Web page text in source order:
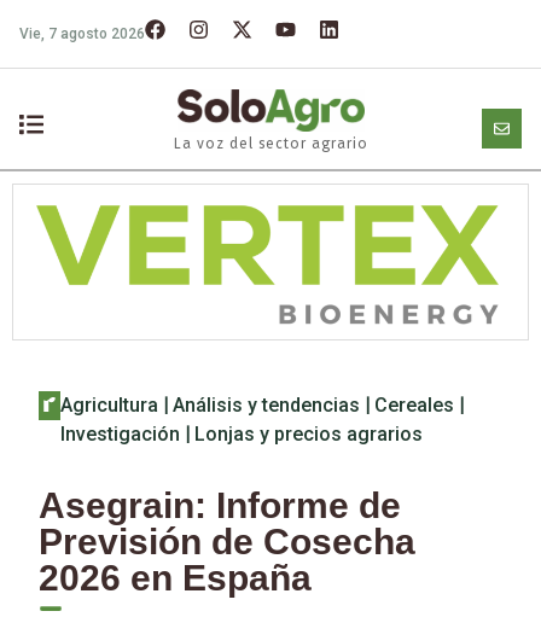
Vie, 7 agosto 2026
La voz del sector agrario
Agricultura | Análisis y tendencias | Cereales |
Investigación | Lonjas y precios agrarios
Asegrain: Informe de
Previsión de Cosecha
2026 en España